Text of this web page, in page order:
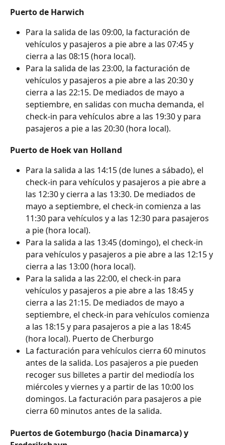
Puerto de Harwich
Para la salida de las 09:00, la facturación de
vehículos y pasajeros a pie abre a las 07:45 y
cierra a las 08:15 (hora local).
Para la salida de las 23:00, la facturación de
vehículos y pasajeros a pie abre a las 20:30 y
cierra a las 22:15. De mediados de mayo a
septiembre, en salidas con mucha demanda, el
check-in para vehículos abre a las 19:30 y para
pasajeros a pie a las 20:30 (hora local).
Puerto de Hoek van Holland
Para la salida a las 14:15 (de lunes a sábado), el
check-in para vehículos y pasajeros a pie abre a
las 12:30 y cierra a las 13:30. De mediados de
mayo a septiembre, el check-in comienza a las
11:30 para vehículos y a las 12:30 para pasajeros
a pie (hora local).
Para la salida a las 13:45 (domingo), el check-in
para vehículos y pasajeros a pie abre a las 12:15 y
cierra a las 13:00 (hora local).
Para la salida a las 22:00, el check-in para
vehículos y pasajeros a pie abre a las 18:45 y
cierra a las 21:15. De mediados de mayo a
septiembre, el check-in para vehículos comienza
a las 18:15 y para pasajeros a pie a las 18:45
(hora local). Puerto de Cherburgo
La facturación para vehículos cierra 60 minutos
antes de la salida. Los pasajeros a pie pueden
recoger sus billetes a partir del mediodía los
miércoles y viernes y a partir de las 10:00 los
domingos. La facturación para pasajeros a pie
cierra 60 minutos antes de la salida.
Puertos de Gotemburgo (hacia Dinamarca) y